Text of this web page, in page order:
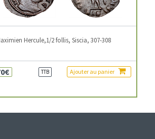
Hercule,1/2 follis, Siscia, 307-308
TTB Ajouter au panier